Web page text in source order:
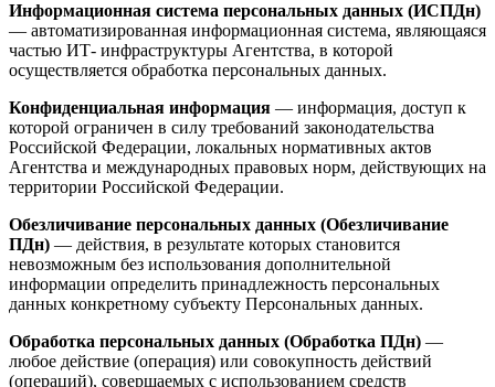
Информационная система персональных данных (ИСПДн)
— автоматизированная информационная система, являющаяся
частью ИТ- инфраструктуры Агентства, в которой
осуществляется обработка персональных данных.
Конфиденциальная информация — информация, доступ к
которой ограничен в силу требований законодательства
Российской Федерации, локальных нормативных актов
Агентства и международных правовых норм, действующих на
территории Российской Федерации.
Обезличивание персональных данных (Обезличивание
ПДн) — действия, в результате которых становится
невозможным без использования дополнительной
информации определить принадлежность персональных
данных конкретному субъекту Персональных данных.
Обработка персональных данных (Обработка ПДн) —
любое действие (операция) или совокупность действий
(операций), совершаемых с использованием средств